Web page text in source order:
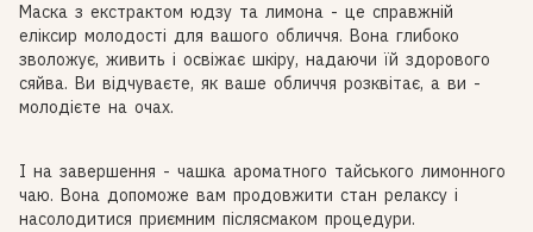
Маска з екстрактом юдзу та лимона - це справжній
еліксир молодості для вашого обличчя. Вона глибоко
зволожує, живить і освіжає шкіру, надаючи їй здорового
сяйва. Ви відчуваєте, як ваше обличчя розквітає, а ви -
молодієте на очах.
І на завершення - чашка ароматного тайського лимонного
чаю. Вона допоможе вам продовжити стан релаксу і
насолодитися приємним післясмаком процедури.